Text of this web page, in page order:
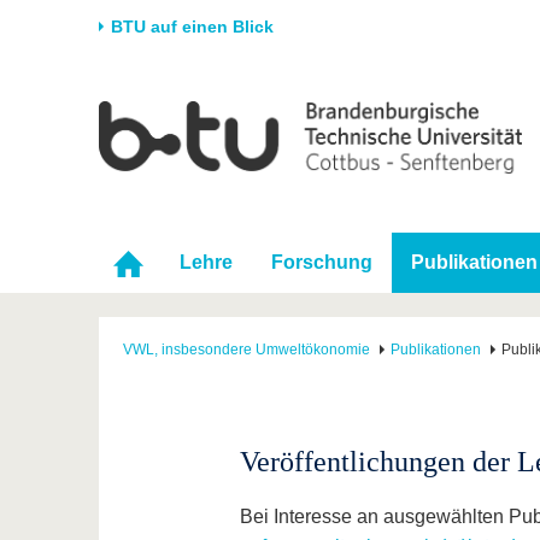
BTU auf einen Blick
Universität
Karriere & Engagement
Partnerschaften &
Strukturwandel
Forschung
Förderung
Wissenschaftlicher
Nachwuchs
Im
Lehre Forschung Publikationen
VWL, insbesondere Umweltökonomie Publikationen
Veröffentlichungen der
Bei Interesse an ausgewählten